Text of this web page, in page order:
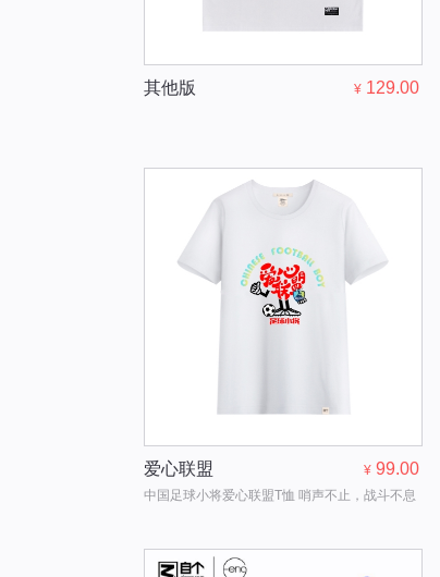
其他版 ¥ 129.00
爱心联盟 ¥ 99.00
中国足球小将爱心联盟T恤 哨声不止，战斗不息